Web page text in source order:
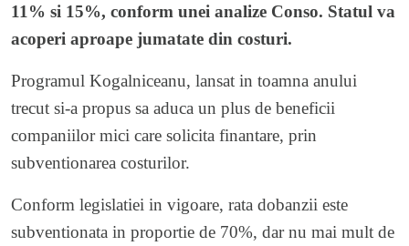
11% si 15%, conform unei analize Conso. Statul va
acoperi aproape jumatate din costuri.
Programul Kogalniceanu, lansat in toamna anului
trecut si-a propus sa aduca un plus de beneficii
companiilor mici care solicita finantare, prin
subventionarea costurilor.
Conform legislatiei in vigoare, rata dobanzii este
subventionata in proportie de 70%, dar nu mai mult de